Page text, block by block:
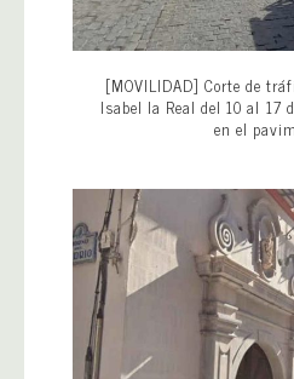
[MOVILIDAD] Corte de
Isabel la Real del 10 al 17
en el